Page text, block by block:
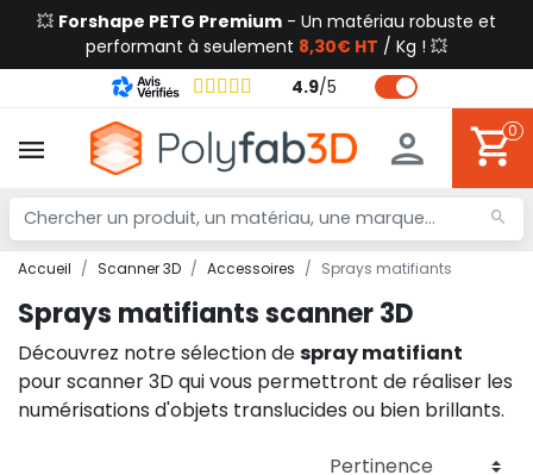
💥 Forshape PETG Premium - Un matériau robuste et
performant à seulement 8,30€ HT / Kg ! 💥
4.9/5
0
Accueil Scanner 3D Accessoires Sprays matifiants
Sprays matifiants scanner 3D
Découvrez notre sélection despray matifiant
pour scanner 3D qui vous permettront de réaliser les
numérisations d'objets translucides ou bien brillants.